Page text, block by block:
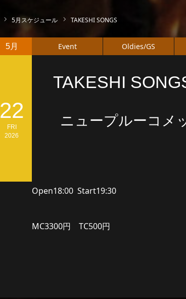
5月スケジュール TAKESHI SONGS
TAKESHI
5月
22
FRI
2026
Event Oldies/GS
ニュープルーコメッ
Open18:00 Start19:30
MC3300円 TC500円